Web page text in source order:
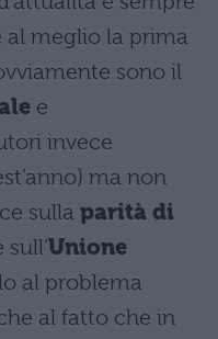
meglio la prima
sono il
e
invece
ma non
sulla parità di
sull’Unione
al problema
al fatto che in